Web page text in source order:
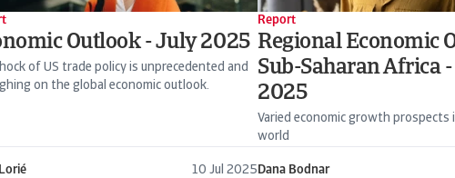
Outlook - July 2025
of US trade policy is unprecedented and
on the global economic outlook.
10 Jul 2025
Report
Regional Economic
Sub-Saharan Africa
2025
Varied economic growth prospects
world
Dana Bodnar